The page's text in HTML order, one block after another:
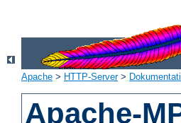
Apache > HTTP-Server>
Apache-